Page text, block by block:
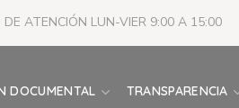
DE ATENCIÓN LUN-VIER 9:00 A 15:00
DOCUMENTAL TRANSPARENCIA